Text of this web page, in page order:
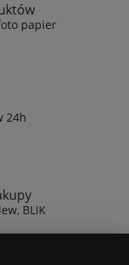
papier
24h
BLIK